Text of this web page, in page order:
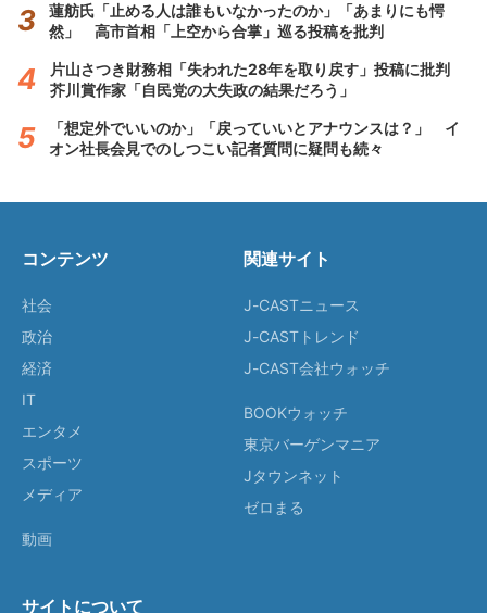
蓮舫氏「止める人は誰もいなかったのか」「あまりにも愕
然」 高市首相「上空から合掌」巡る投稿を批判
片山さつき財務相「失われた28年を取り戻す」投稿に批判
芥川賞作家「自民党の大失政の結果だろう」
「想定外でいいのか」「戻っていいとアナウンスは？」 イ
オン社長会見でのしつこい記者質問に疑問も続々
コンテンツ
社会
政治
経済
IT
エンタメ
スポーツ
メディア
動画
関連サイト
J-CASTニュース
J-CASTトレンド
J-CAST会社ウォッチ
BOOKウォッチ
東京バーゲンマニア
Jタウンネット
ゼロまる
サイトについて